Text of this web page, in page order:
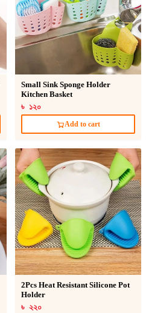
Small Sink Sponge Holder
Kitchen Basket
৳ ১২০
Add to cart
2Pcs Heat Resistant Silicone Pot
Holder
৳ ২২০